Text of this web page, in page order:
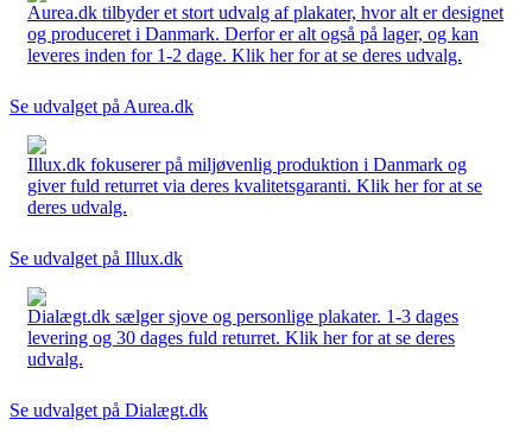
Aurea.dk tilbyder et stort udvalg af plakater, hvor alt er designet
og produceret i Danmark. Derfor er alt også på lager, og kan
leveres inden for 1-2 dage. Klik her for at se deres udvalg.
Se udvalget på Aurea.dk
Illux.dk fokuserer på miljøvenlig produktion i Danmark og
giver fuld returret via deres kvalitetsgaranti. Klik her for at se
deres udvalg.
Se udvalget på Illux.dk
Dialægt.dk sælger sjove og personlige plakater. 1-3 dages
levering og 30 dages fuld returret. Klik her for at se deres
udvalg.
Se udvalget på Dialægt.dk